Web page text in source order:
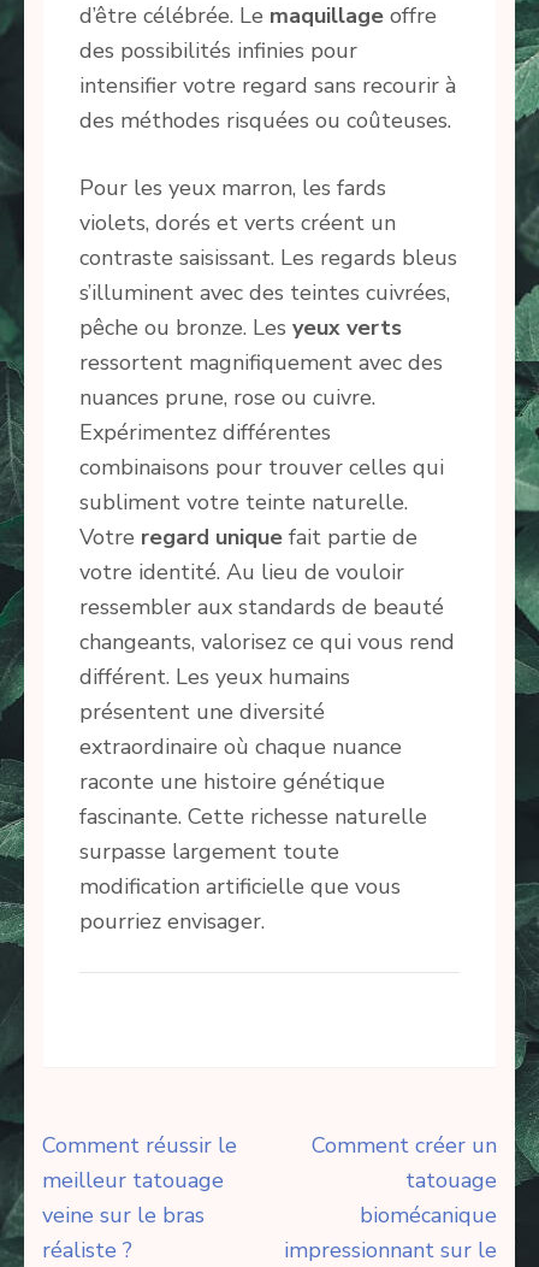
d’être célébrée. Le maquillage offre
des possibilités infinies pour
intensifier votre regard sans recourir à
des méthodes risquées ou coûteuses.
Pour les yeux marron, les fards
violets, dorés et verts créent un
contraste saisissant. Les regards bleus
s’illuminent avec des teintes cuivrées,
pêche ou bronze. Les yeux verts
ressortent magnifiquement avec des
nuances prune, rose ou cuivre.
Expérimentez différentes
combinaisons pour trouver celles qui
subliment votre teinte naturelle.
Votre regard unique fait partie de
votre identité. Au lieu de vouloir
ressembler aux standards de beauté
changeants, valorisez ce qui vous rend
différent. Les yeux humains
présentent une diversité
extraordinaire où chaque nuance
raconte une histoire génétique
fascinante. Cette richesse naturelle
surpasse largement toute
modification artificielle que vous
pourriez envisager.
Navigation
de
l’article
Comment réussir le
meilleur tatouage
veine sur le bras
réaliste ?
Comment créer un
tatouage
biomécanique
impressionnant sur le